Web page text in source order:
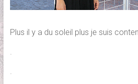
Plus il y a du soleil plus je suis